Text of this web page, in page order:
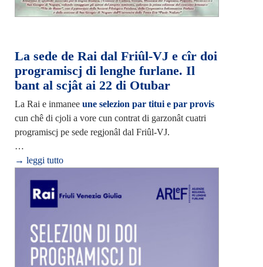
La sede de Rai dal Friûl-VJ e cîr doi
programiscj di lenghe furlane. Il
bant al scjât ai 22 di Otubar
La Rai e inmanee une selezion par titui e par provis
cun chê di cjoli a vore cun contrat di garzonât cuatri
programiscj pe sede regjonâl dal Friûl-VJ.
…
→ leggi tutto